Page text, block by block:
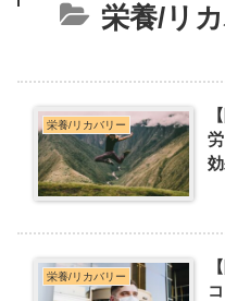
栄養/リ
栄養/リカバリー
栄養/リカバリー